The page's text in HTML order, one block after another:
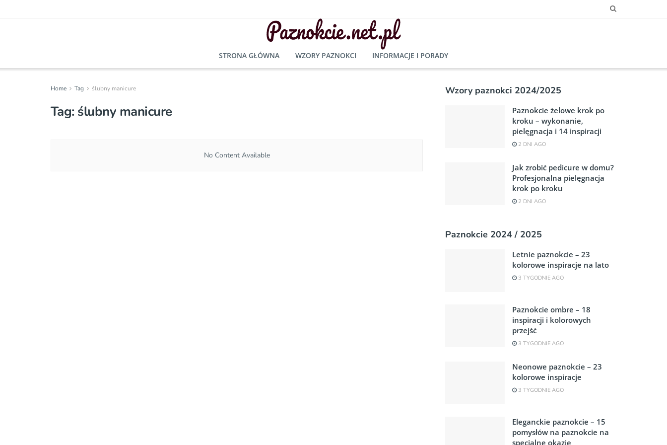
STRONA GŁÓWNA WZORY PAZNOKCI INFORMACJE I PORADY
Home Tag ślubny manicure
Tag: ślubny manicure
No Content Available
Wzory paznokci 2024/2025
Paznokcie żelowe krok po
kroku – wykonanie,
pielęgnacja i 14 inspiracji
2 DNI AGO
Jak zrobić pedicure w domu?
Profesjonalna pielęgnacja
krok po kroku
2 DNI AGO
Paznokcie 2024 / 2025
Letnie paznokcie – 23
kolorowe inspiracje na lato
3 TYGODNIE AGO
Paznokcie ombre – 18
inspiracji i kolorowych
przejść
3 TYGODNIE AGO
Neonowe paznokcie – 23
kolorowe inspiracje
3 TYGODNIE AGO
Eleganckie paznokcie – 15
pomysłów na paznokcie na
specjalne okazje